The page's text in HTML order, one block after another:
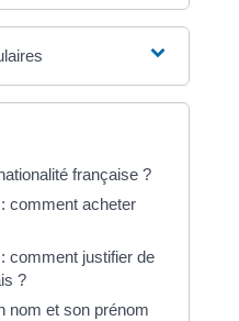
française ?
comment acheter
comment justifier de
?
nom et son prénom